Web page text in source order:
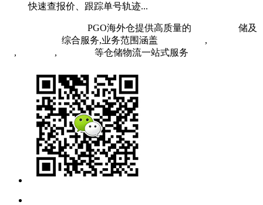
快速查报价、跟踪单号轨迹...
PGO海外仓提供高质量的
储及
综合服务,业务范围涵盖 ,
, , 等仓储物流一站式服务